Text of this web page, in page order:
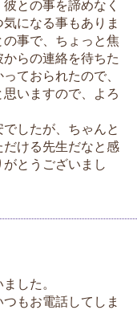
との事を諦めなく
になる事もありま
事で、ちょっと焦
らの連絡を待ちた
ておられたので、
いますので、よろ
したが、ちゃんと
ける先生だなと感
とうございまし
した。
もお電話してしま